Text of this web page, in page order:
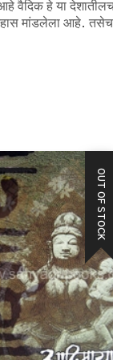
वैदिक हे या
मांडलेला आहे.
OUT OF STOCK